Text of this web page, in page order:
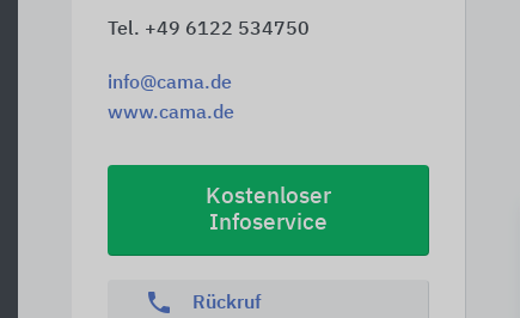
Tel. +49 6122 534750
info@cama.de
www.cama.de
Kostenloser
Infoservice
phone Rückruf